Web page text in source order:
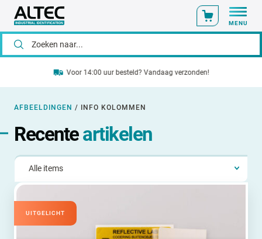
MENU
Voor 14:00 uur besteld? Vandaag verzonden!
AFBEELDINGEN / INFO KOLOMMEN
Recenteartikelen
UITGELICHT